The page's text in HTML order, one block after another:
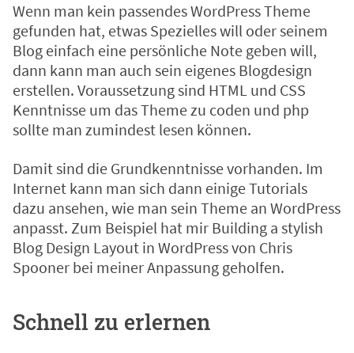
Wenn man kein passendes WordPress Theme
gefunden hat, etwas Spezielles will oder seinem
Blog einfach eine persönliche Note geben will,
dann kann man auch sein eigenes Blogdesign
erstellen. Voraussetzung sind HTML und CSS
Kenntnisse um das Theme zu coden und php
sollte man zumindest lesen können.
Damit sind die Grundkenntnisse vorhanden. Im
Internet kann man sich dann einige Tutorials
dazu ansehen, wie man sein Theme an WordPress
anpasst. Zum Beispiel hat mir Building a stylish
Blog Design Layout in WordPressvon Chris
Spooner bei meiner Anpassung geholfen.
Schnell zu erlernen